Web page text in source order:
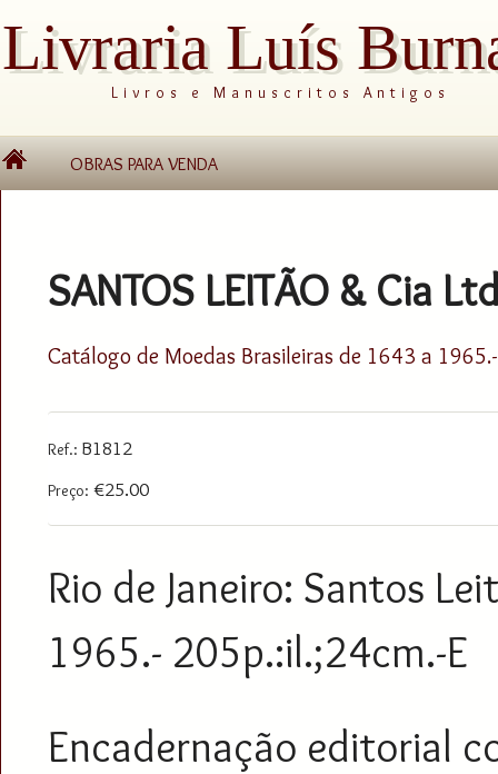
Livraria Luís
Livros e Manuscritos Antigos
OBRAS PARA VENDA
SANTOS LEITÃO & Cia
Catálogo de Moedas Brasileiras de 1643 a
Ref.: B1812
Preço: €25.00
Rio de Janeiro: Santos
1965.- 205p.:il.;24cm.-E
Encadernação editorial